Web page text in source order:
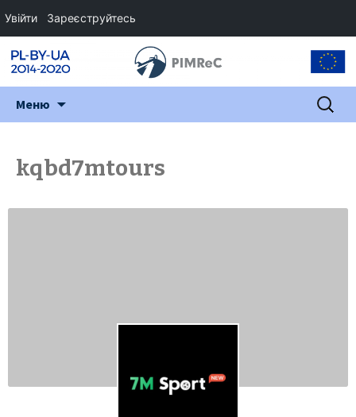
Меню Пошук:
kqbd7mtours
Увійти Зареєструйтесь